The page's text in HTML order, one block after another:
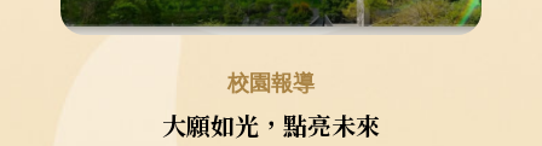
校園報導
大願如光，點亮未來